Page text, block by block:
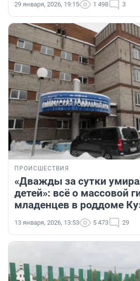
29 января, 2026, 19:15 1 498 3
ПРОИСШЕСТВИЯ
«Дважды за сутки
детей»: всё о массовой
младенцев в роддоме
13 января, 2026, 13:53 5 473 29